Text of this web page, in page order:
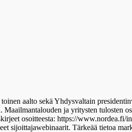
aalto sekä Yhdysvaltain
ja yritysten tulosten
osoitteesta: https://
sijoittajawebinaarit. Tärkeää tietoa